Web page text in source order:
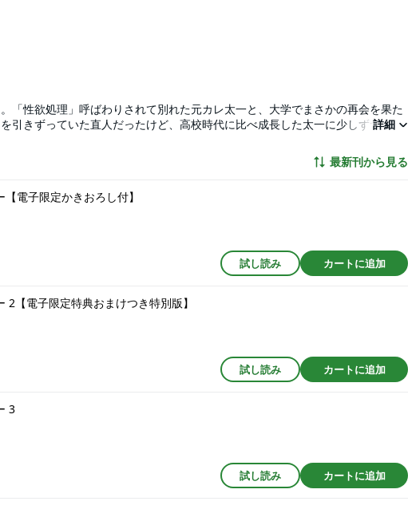
「性欲処理」呼ばわりされて別れた元カレ太一と、大学でまさかの再会を果た
引きずっていた直人だったけど、高校時代に比べ成長した太一に少しずつ心を
らけの恋愛譚！ コミックス描き下ろしは“おもらし”です★ 電子限定描き下ろ
詳細
最新刊から見る
電子限定かきおろし付】
試し読み カートに追加
2【電子限定特典おまけつき特別版】
試し読み カートに追加
3
試し読み カートに追加